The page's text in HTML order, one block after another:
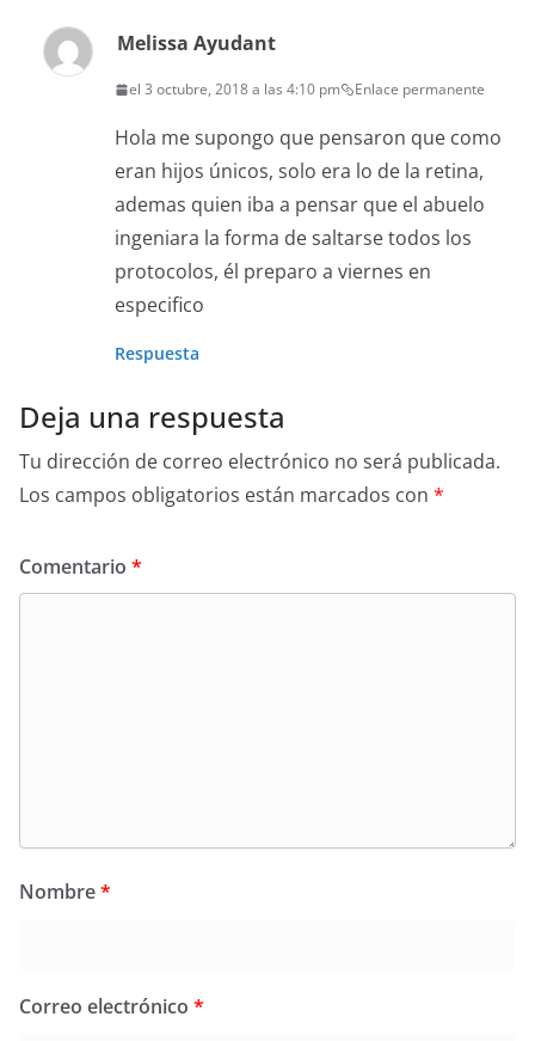
Melissa Ayudant
el 3 octubre, 2018 a las 4:10 pm Enlace permanente
Hola me supongo que pensaron que como
eran hijos únicos, solo era lo de la retina,
ademas quien iba a pensar que el abuelo
ingeniara la forma de saltarse todos los
protocolos, él preparo a viernes en
especifico
Respuesta
Deja una respuesta
Tu dirección de correo electrónico no será publicada.
Los campos obligatorios están marcados con *
Comentario *
Nombre*
Correo electrónico *